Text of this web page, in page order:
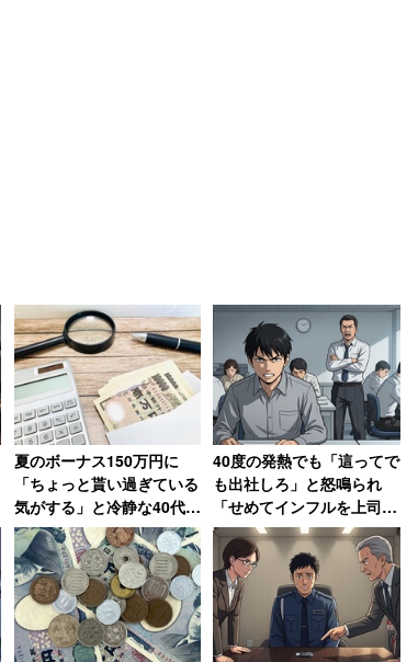
夏のボーナス150万円に
「ちょっと貰い過ぎている
気がする」と冷静な40代男
性、「減った時の反動が怖
い」と生活水準は変えず
40度の発熱でも「這ってで
も出社しろ」と怒鳴られ
「せめてインフルを上司に
うつしてやる」と思った男
性 数年後その職場は「潰
された」【後編】